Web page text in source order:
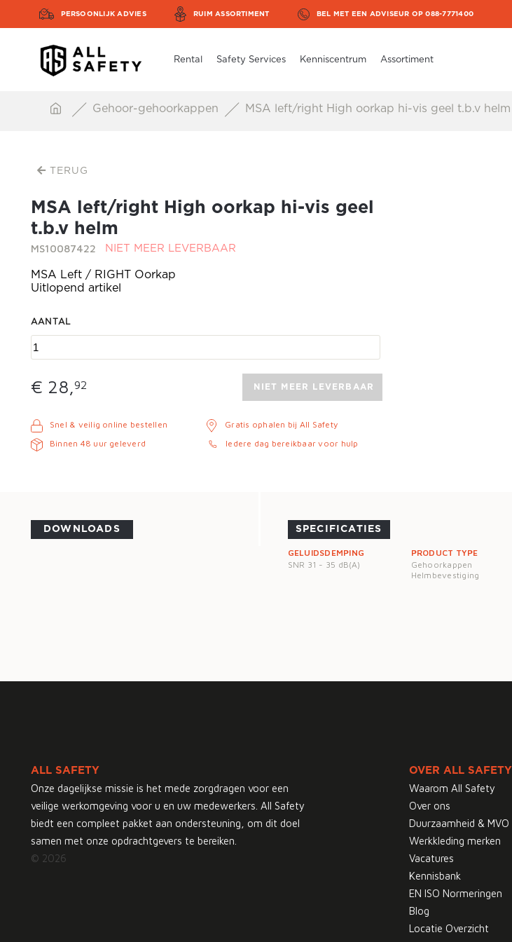
PERSOONLIJK ADVIES RUIM ASSORTIMENT BEL MET EEN ADVISEUR OP 088-7771400
Rental Safety Services Kenniscentrum Assortiment
Gehoor-gehoorkappen MSA left/right High oorkap hi-vis geel t.b.v helm
TERUG
MSA left/right High oorkap hi-vis geel
t.b.v helm
MS10087422 NIET MEER LEVERBAAR
MSA Left / RIGHT Oorkap
Uitlopend artikel
AANTAL
€ 28,92 NIET MEER LEVERBAAR
Snel & veilig online bestellen
Binnen 48 uur geleverd
Gratis ophalen bij All Safety
Iedere dag bereikbaar voor hulp
DOWNLOADS SPECIFICATIES
GELUIDSDEMPING
SNR 31 - 35 dB(A)
PRODUCT TYPE
Gehoorkappen
Helmbevestiging
ALL SAFETY
Onze dagelijkse missie is het mede zorgdragen voor een
veilige werkomgeving voor u en uw medewerkers. All Safety
biedt een compleet pakket aan ondersteuning, om dit doel
samen met onze opdrachtgevers te bereiken.
© 2026
OVER ALL SAFETY
Waarom All Safety
Over ons
Duurzaamheid & MVO
Werkkleding merken
Vacatures
Kennisbank
EN ISO Normeringen
Blog
Locatie Overzicht